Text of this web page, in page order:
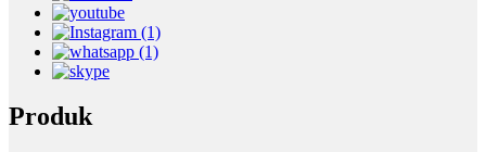
Produk